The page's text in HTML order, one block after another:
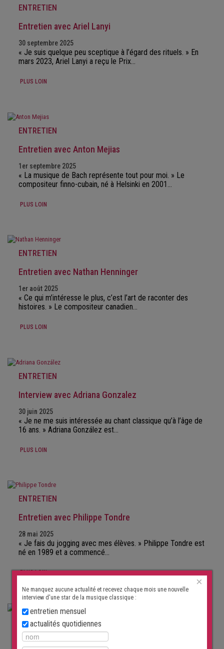
ENTRETIEN
Entretien avec Ariel Lanyi
30 septembre 2025
« Je suis quelque peu sceptique à l’égard des rituels. » En
mars 2023, Ariel Lanyi a reçu le Prix…
PLUS LOIN
ENTRETIEN
Entretien avec Anton Mejias
1er septembre 2025
« La musique de Bach représente tout pour moi. » Le
compositeur finno-cubain, né à Helsinki en 2001…
PLUS LOIN
ENTRETIEN
Entretien avec Nathan Henninger
1er août 2025
« Ce qui m’intéresse le plus, c’est l’art de raconter des
histoires. » Le compositeur canadien…
PLUS LOIN
ENTRETIEN
Interview avec Adriana Gonzalez
30 juin 2025
« Je ne me suis intéressée au chant classique qu’à l’âge de
16 ans. » Adriana González est…
PLUS LOIN
ENTRETIEN
Entretien avec Philippe Tondre
28 mai 2025
« Je fais du jogging avec mes élèves. » Philippe Tondre est
né en 1989 et a commencé…
PLUS LOIN
ENTRETIEN
Entretien avec Konstantin Krimmel
×
Ne manquez aucune actualité et recevez chaque mois une nouvelle
interview d'une star de la musique classique :
entretien mensuel
actualités quotidiennes